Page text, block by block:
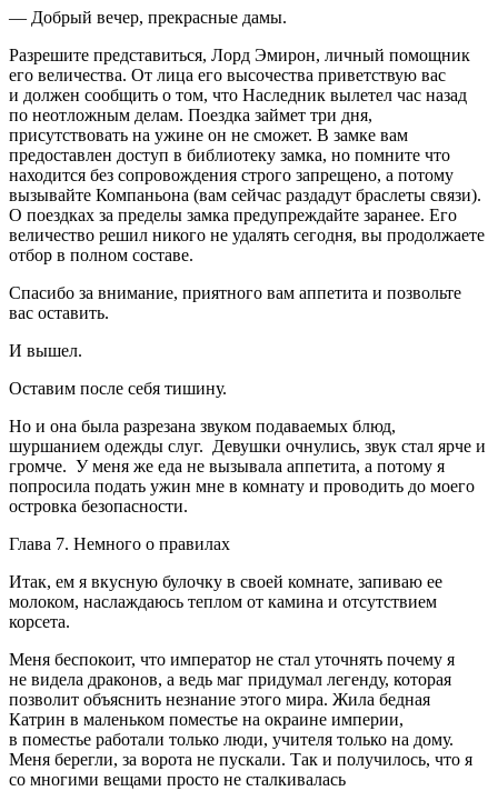
— Добрый вечер, прекрасные дамы.
Разрешите представиться, Лорд Эмирон, личный помощник
его величества. От лица его высочества приветствую вас
и должен сообщить о том, что Наследник вылетел час назад
по неотложным делам. Поездка займет три дня,
присутствовать на ужине он не сможет. В замке вам
предоставлен доступ в библиотеку замка, но помните что
находится без сопровождения строго запрещено, а потому
вызывайте Компаньона (вам сейчас раздадут браслеты связи).
О поездках за пределы замка предупреждайте заранее. Его
величество решил никого не удалять сегодня, вы продолжаете
отбор в полном составе.
Спасибо за внимание, приятного вам аппетита и позвольте
вас оставить.
И вышел.
Оставим после себя тишину.
Но и она была разрезана звуком подаваемых блюд,
шуршанием одежды слуг. Девушки очнулись, звук стал ярче и
громче. У меня же еда не вызывала аппетита, а потому я
попросила подать ужин мне в комнату и проводить до моего
островка безопасности.
Глава 7. Немного о правилах
Итак, ем я вкусную булочку в своей комнате, запиваю ее
молоком, наслаждаюсь теплом от камина и отсутствием
корсета.
Меня беспокоит, что император не стал уточнять почему я
не видела драконов, а ведь маг придумал легенду, которая
позволит объяснить незнание этого мира. Жила бедная
Катрин в маленьком поместье на окраине империи,
в поместье работали только люди, учителя только на дому.
Меня берегли, за ворота не пускали. Так и получилось, что я
со многими вещами просто не сталкивалась